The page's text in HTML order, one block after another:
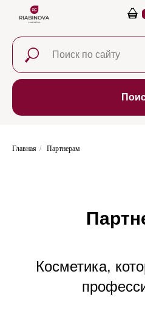
Главная / Партнерам
Косметика,